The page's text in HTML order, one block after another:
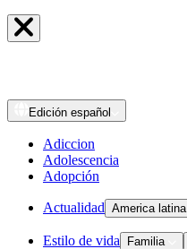
Edición español
Adiccion
Adolescencia
Adopción
Actualidad America latina
Estilo de vida Familia